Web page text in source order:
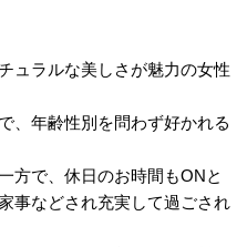
ュラルな美しさが魅力の女性
、年齢性別を問わず好かれる
方で、休日のお時間もONと
事などされ充実して過ごされ